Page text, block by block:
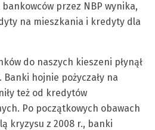
przez NBP wynika,
na mieszkania i kredyty dla
do naszych kieszeni płynął
hojnie pożyczały na
też od kredytów
Po początkowych obawach
kryzysu z 2008 r., banki